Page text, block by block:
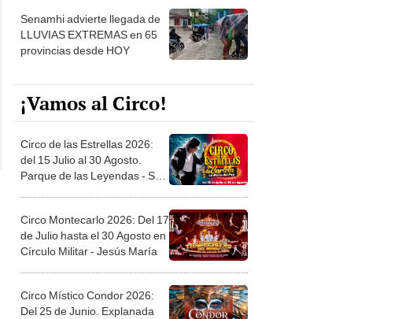
Senamhi advierte llegada de
LLUVIAS EXTREMAS en 65
provincias desde HOY
¡Vamos al Circo!
Circo de las Estrellas 2026:
del 15 Julio al 30 Agosto.
Parque de las Leyendas - San
Circo Montecarlo 2026: Del 17
de Julio hasta el 30 Agosto en
Círculo Militar - Jesús María
Circo Místico Condor 2026:
Del 25 de Junio. Explanada